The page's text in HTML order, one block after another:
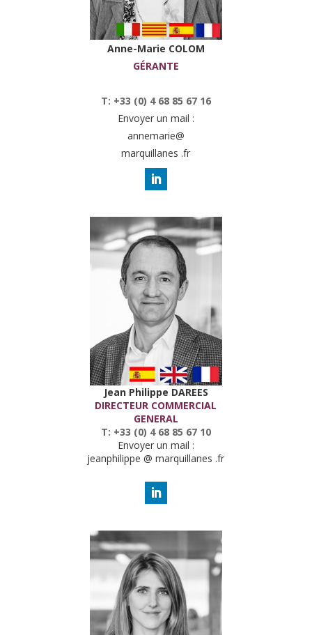
Anne-Marie COLOM
GÉRANTE
T: +33 (0) 4 68 85 67 16
Envoyer un mail :
annemarie@
marquillanes .fr
Jean Philippe DAREES
DIRECTEUR COMMERCIAL
GENERAL
T: +33 (0) 4 68 85 67 10
Envoyer un mail :
jeanphilippe @ marquillanes .fr